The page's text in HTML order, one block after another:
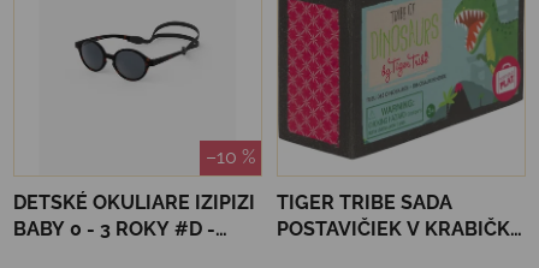
–10 %
DETSKÉ OKULIARE IZIPIZI
BABY 0 - 3 ROKY #D -
TIGER TRIBE SADA
POSTAVIČIEK V KRABIČKE